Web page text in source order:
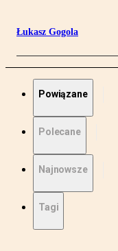
Łukasz Gogola
Powiązane
Polecane
Najnowsze
Tagi